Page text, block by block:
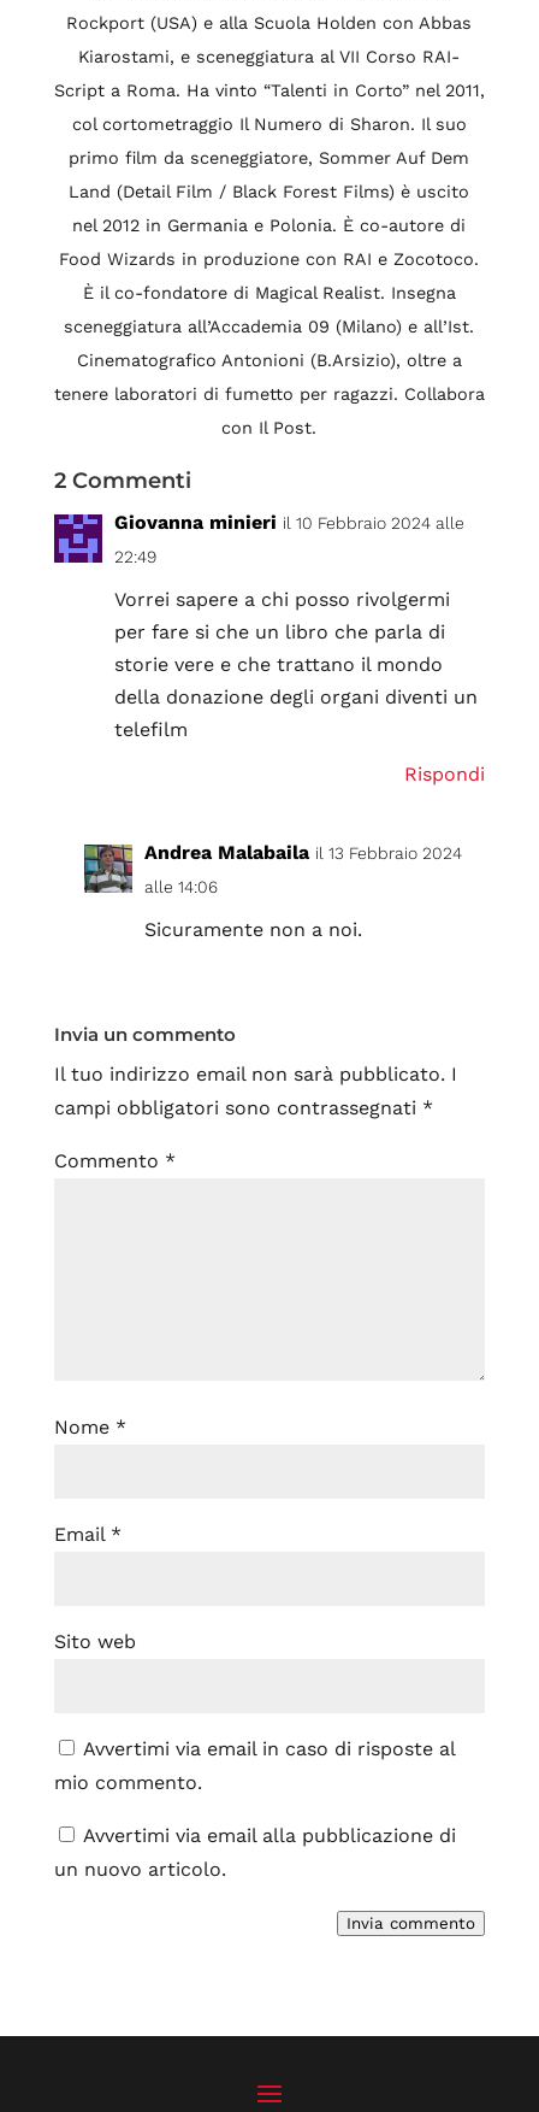
Rockport (USA) e alla Scuola Holden con Abbas
Kiarostami, e sceneggiatura al VII Corso RAI-
Script a Roma. Ha vinto “Talenti in Corto” nel 2011,
col cortometraggio Il Numero di Sharon. Il suo
primo film da sceneggiatore, Sommer Auf Dem
Land (Detail Film / Black Forest Films) è uscito
nel 2012 in Germania e Polonia. È co-autore di
Food Wizards in produzione con RAI e Zocotoco.
È il co-fondatore di Magical Realist. Insegna
sceneggiatura all’Accademia 09 (Milano) e all’Ist.
Cinematografico Antonioni (B.Arsizio), oltre a
tenere laboratori di fumetto per ragazzi. Collabora
con Il Post.
2 Commenti
Giovanna minieri il 10 Febbraio 2024 alle
22:49
Vorrei sapere a chi posso rivolgermi
per fare si che un libro che parla di
storie vere e che trattano il mondo
della donazione degli organi diventi un
telefilm
Rispondi
Andrea Malabaila il 13 Febbraio 2024
alle 14:06
Sicuramente non a noi.
Invia un commento
Il tuo indirizzo email non sarà pubblicato. I
campi obbligatori sono contrassegnati *
Commento *
Nome *
Email *
Sito web
Avvertimi via email in caso di risposte al
mio commento.
Avvertimi via email alla pubblicazione di
un nuovo articolo.
Invia commento